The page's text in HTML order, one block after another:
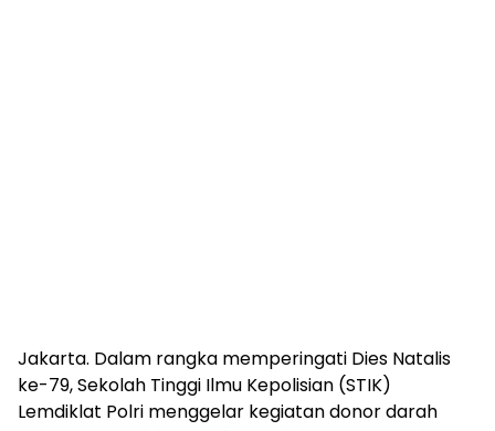
Jakarta. Dalam rangka memperingati Dies Natalis
ke-79, Sekolah Tinggi Ilmu Kepolisian (STIK)
Lemdiklat Polri menggelar kegiatan donor darah